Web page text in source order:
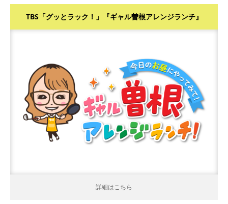
TBS「グッとラック！」『ギャル曽根アレンジランチ』
詳細はこちら
詳細はこちら